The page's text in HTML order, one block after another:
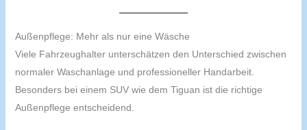
Außenpflege: Mehr als nur eine Wäsche
Viele Fahrzeughalter unterschätzen den Unterschied zwischen
normaler Waschanlage und professioneller Handarbeit.
Besonders bei einem SUV wie dem Tiguan ist die richtige
Außenpflege entscheidend.